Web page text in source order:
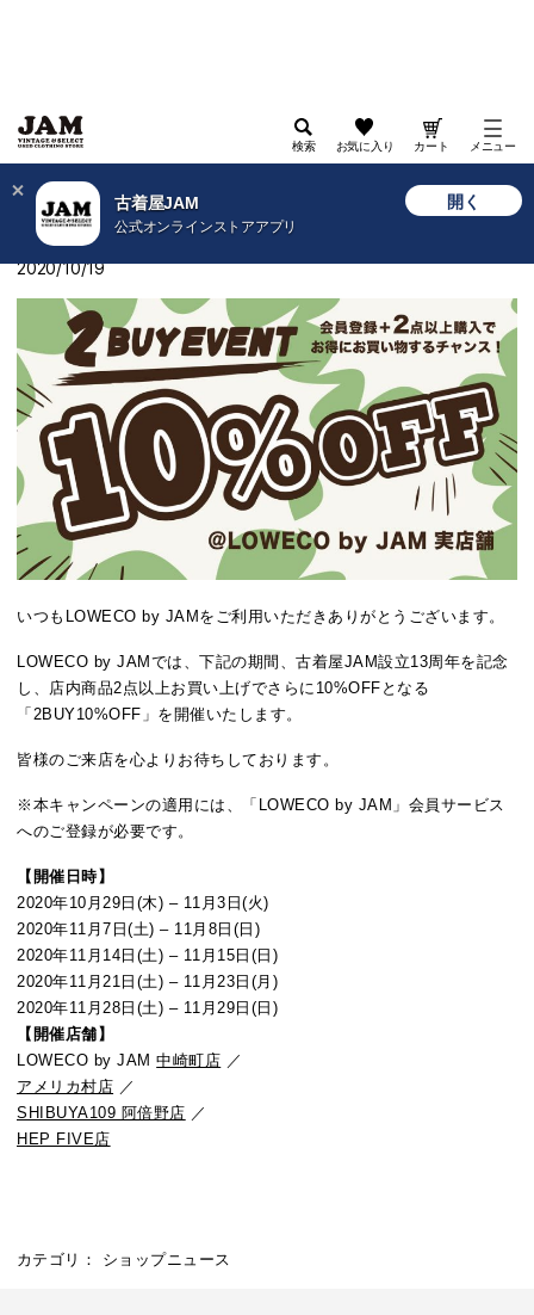
古着屋JAM
公式オンラインストアアプリ
開く
検索 お気に入り カート メニュー
古着屋JAM WEB LOWECO 2BUY10%OFF 古着屋JAM（ジャム）
LOWECO 2BUY10%OFF 古着屋JAM（ジャム）
2020/10/19
いつもLOWECO by JAMをご利用いただきありがとうございます。
LOWECO by JAMでは、下記の期間、古着屋JAM設立13周年を記念
し、店内商品2点以上お買い上げでさらに10%OFFとなる
「2BUY10%OFF」を開催いたします。
皆様のご来店を心よりお待ちしております。
※本キャンペーンの適用には、「LOWECO by JAM」会員サービス
へのご登録が必要です。
【開催日時】
2020年10月29日(木) – 11月3日(火)
2020年11月7日(土) – 11月8日(日)
2020年11月14日(土) – 11月15日(日)
2020年11月21日(土) – 11月23日(月)
2020年11月28日(土) – 11月29日(日)
【開催店舗】
LOWECO by JAM中崎町店 ／
アメリカ村店 ／
SHIBUYA109 阿倍野店 ／
HEP FIVE店
カテゴリ： ショップニュース